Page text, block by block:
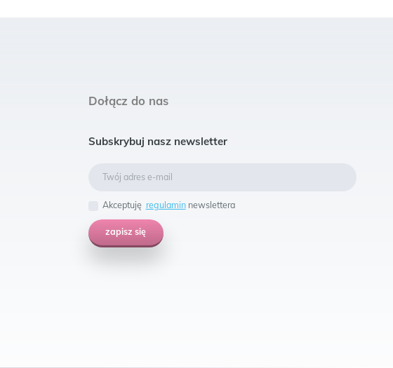
Dołącz do nas
Subskrybuj nasz newsletter
Akceptuję regulaminnewslettera
zapisz się